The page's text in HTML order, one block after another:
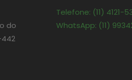
do
442
Telefone: (11) 4121-
WhatsApp: (11)